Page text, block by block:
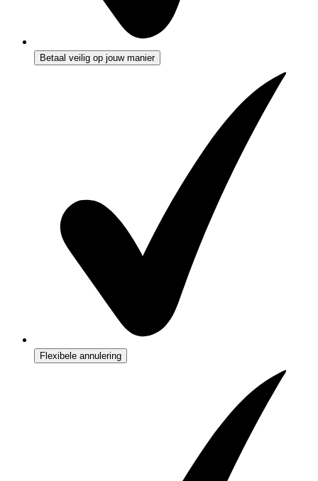
Betaal veilig op jouw manier
Flexibele annulering